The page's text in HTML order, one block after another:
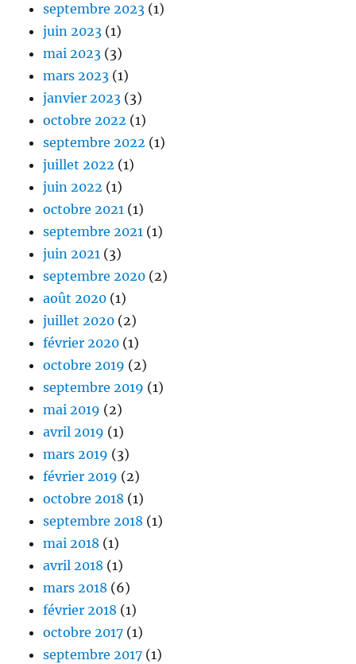
septembre 2023 (1)
juin 2023 (1)
mai 2023 (3)
mars 2023 (1)
janvier 2023 (3)
octobre 2022 (1)
septembre 2022 (1)
juillet 2022 (1)
juin 2022 (1)
octobre 2021 (1)
septembre 2021 (1)
juin 2021 (3)
septembre 2020 (2)
août 2020 (1)
juillet 2020 (2)
février 2020 (1)
octobre 2019 (2)
septembre 2019 (1)
mai 2019 (2)
avril 2019 (1)
mars 2019 (3)
février 2019 (2)
octobre 2018 (1)
septembre 2018 (1)
mai 2018 (1)
avril 2018 (1)
mars 2018 (6)
février 2018 (1)
octobre 2017 (1)
septembre 2017 (1)